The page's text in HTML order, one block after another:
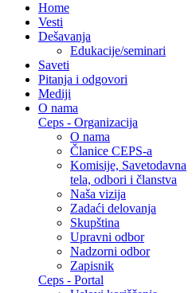
Home
Vesti
Dešavanja
Edukacije/seminari
Saveti
Pitanja i odgovori
Mediji
O nama
Ceps - Organizacija
O nama
Članice CEPS-a
Komisije, Savetodavna
tela, odbori i članstva
Naša vizija
Zadaći delovanja
Skupština
Upravni odbor
Nadzorni odbor
Zapisnik
Ceps - Portal